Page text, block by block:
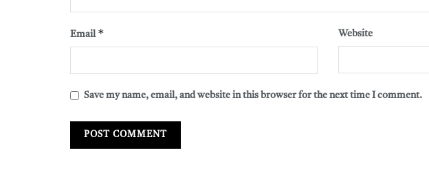
Email * Website
Save my name, email, and website in this browser for the next time I comment.